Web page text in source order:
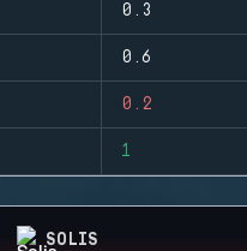
0.3
0.6
0.2
1
SOLIS